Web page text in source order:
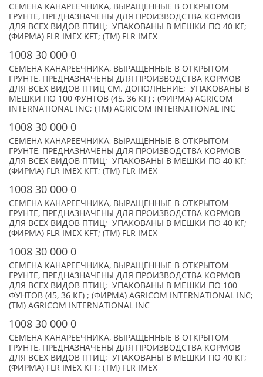
СЕМЕНА КАНАРЕЕЧНИКА, ВЫРАЩЕННЫЕ В ОТКРЫТОМ
ГРУНТЕ, ПРЕДНАЗНАЧЕНЫ ДЛЯ ПРОИЗВОДСТВА КОРМОВ
ДЛЯ ВСЕХ ВИДОВ ПТИЦ; УПАКОВАНЫ В МЕШКИ ПО 40 КГ;
(ФИРМА) FLR IMEX KFT; (TM) FLR IMEX
1008 30 000 0
СЕМЕНА КАНАРЕЕЧНИКА, ВЫРАЩЕННЫЕ В ОТКРЫТОМ
ГРУНТЕ, ПРЕДНАЗНАЧЕНЫ ДЛЯ ПРОИЗВОДСТВА КОРМОВ
ДЛЯ ВСЕХ ВИДОВ ПТИЦ СМ. ДОПОЛНЕНИЕ; УПАКОВАНЫ В
МЕШКИ ПО 100 ФУНТОВ (45, 36 КГ) ; (ФИРМА) AGRICOM
INTERNATIONAL INC; (TM) AGRICOM INTERNATIONAL INC
1008 30 000 0
СЕМЕНА КАНАРЕЕЧНИКА, ВЫРАЩЕННЫЕ В ОТКРЫТОМ
ГРУНТЕ, ПРЕДНАЗНАЧЕНЫ ДЛЯ ПРОИЗВОДСТВА КОРМОВ
ДЛЯ ВСЕХ ВИДОВ ПТИЦ; УПАКОВАНЫ В МЕШКИ ПО 40 КГ;
(ФИРМА) FLR IMEX KFT; (TM) FLR IMEX
1008 30 000 0
СЕМЕНА КАНАРЕЕЧНИКА, ВЫРАЩЕННЫЕ В ОТКРЫТОМ
ГРУНТЕ, ПРЕДНАЗНАЧЕНЫ ДЛЯ ПРОИЗВОДСТВА КОРМОВ
ДЛЯ ВСЕХ ВИДОВ ПТИЦ; УПАКОВАНЫ В МЕШКИ ПО 40 КГ;
(ФИРМА) FLR IMEX KFT; (TM) FLR IMEX
1008 30 000 0
СЕМЕНА КАНАРЕЕЧНИКА, ВЫРАЩЕННЫЕ В ОТКРЫТОМ
ГРУНТЕ, ПРЕДНАЗНАЧЕНЫ ДЛЯ ПРОИЗВОДСТВА КОРМОВ
ДЛЯ ВСЕХ ВИДОВ ПТИЦ; УПАКОВАНЫ В МЕШКИ ПО 100
ФУНТОВ (45, 36 КГ) ; (ФИРМА) AGRICOM INTERNATIONAL INC;
(TM) AGRICOM INTERNATIONAL INC
1008 30 000 0
СЕМЕНА КАНАРЕЕЧНИКА, ВЫРАЩЕННЫЕ В ОТКРЫТОМ
ГРУНТЕ, ПРЕДНАЗНАЧЕНЫ ДЛЯ ПРОИЗВОДСТВА КОРМОВ
ДЛЯ ВСЕХ ВИДОВ ПТИЦ; УПАКОВАНЫ В МЕШКИ ПО 40 КГ;
(ФИРМА) FLR IMEX KFT; (TM) FLR IMEX